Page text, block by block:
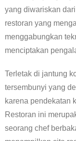
yang diwariskan
restoran yang
menggabungkan
menciptakan
Terletak di jantung
tersembunyi yang
karena pendekatan
Restoran ini
seorang chef